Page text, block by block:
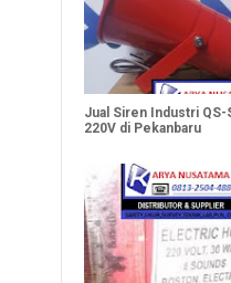
Jual Siren Industri QS-
220V di Pekanbaru